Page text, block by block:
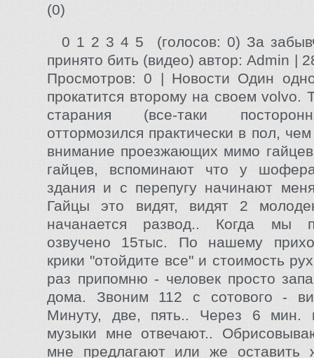
(0)
0 1 2 3 4 5 (голосов: 0) За
принято бить (видео) автор: Admin |
Просмотров: 0 | Новости Один
прокатится второму на своем volvo.
старания (все-таки
оттормозился практически в пол,
внимание проезжающих мимо
гайцев, вспоминают что у
здания и с перепугу начинают
Гайцы это видят, видят 2
начанается развод.. Когда мы
озвучено 15тыс. По нашему
крики "отойдите все" и стоимость
раз припомню - человек просто
дома. Звоним 112 с сотового -
Минуту, две, пять.. Через 6 мин.
музыки мне отвечают..
мне предлагают или же оставить